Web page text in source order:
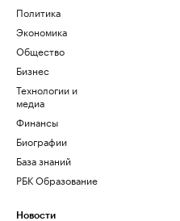
Политика
Экономика
Общество
Бизнес
Технологии и
медиа
Финансы
Биографии
База знаний
РБК Образование
Новости